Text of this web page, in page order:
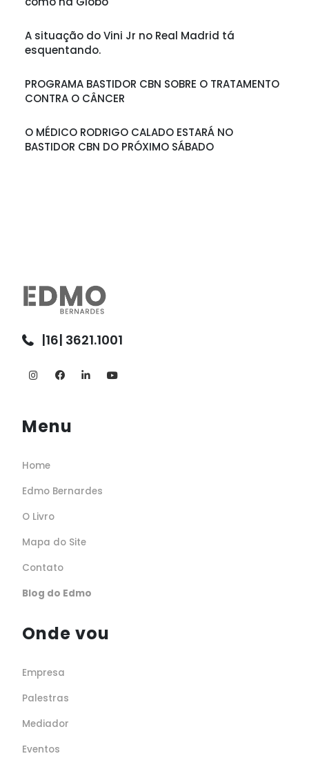
A situação do Vini Jr no Real Madrid tá
esquentando.
PROGRAMA BASTIDOR CBN SOBRE O TRATAMENTO
CONTRA O CÂNCER
O MÉDICO RODRIGO CALADO ESTARÁ NO
BASTIDOR CBN DO PRÓXIMO SÁBADO
|16| 3621.1001
Menu
Home
Edmo Bernardes
O Livro
Mapa do Site
Contato
Blog do Edmo
Onde vou
Empresa
Palestras
Mediador
Eventos